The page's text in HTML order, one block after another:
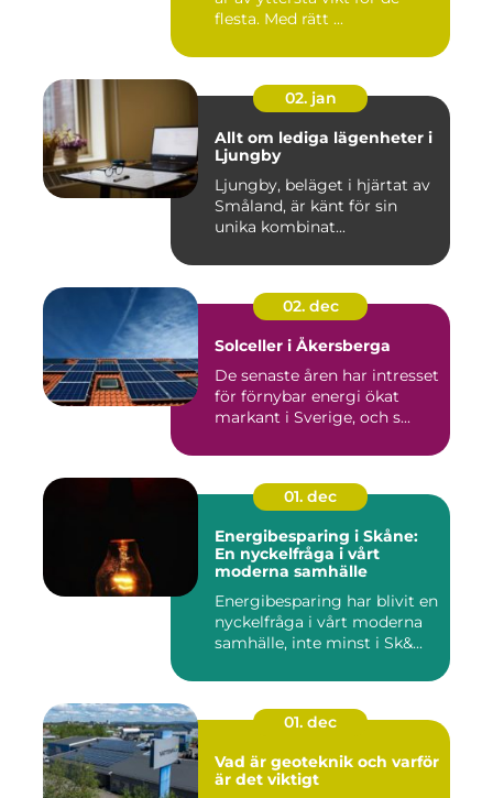
flesta. Med rätt ...
02. jan
Allt om lediga lägenheter i
Ljungby
Ljungby, beläget i hjärtat av
Småland, är känt för sin
unika kombinat...
02. dec
Solceller i Åkersberga
De senaste åren har intresset
för förnybar energi ökat
markant i Sverige, och s...
01. dec
Energibesparing i Skåne:
En nyckelfråga i vårt
moderna samhälle
Energibesparing har blivit en
nyckelfråga i vårt moderna
samhälle, inte minst i Sk&...
01. dec
Vad är geoteknik och varför
är det viktigt